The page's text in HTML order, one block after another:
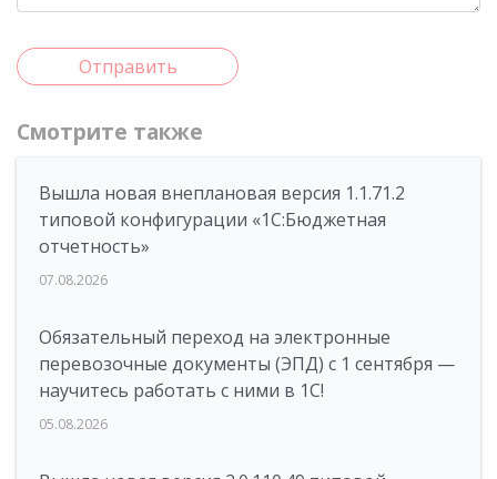
Отправить
Смотрите также
Вышла новая внеплановая версия 1.1.71.2
типовой конфигурации «1C:Бюджетная
отчетность»
07.08.2026
Обязательный переход на электронные
перевозочные документы (ЭПД) с 1 сентября —
научитесь работать с ними в 1С!
05.08.2026